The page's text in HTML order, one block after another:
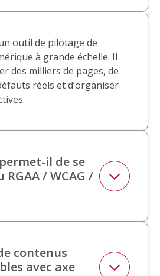
outil de pilotage de
à grande échelle. Il
des milliers de pages, de
réels et d’organiser
il de se
/ WCAG /
contenus
avec axe